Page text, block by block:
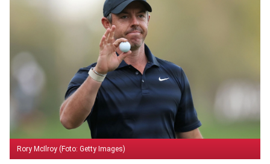
Rory McIlroy (Foto: Getty Images)